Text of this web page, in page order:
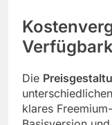
Die
klares